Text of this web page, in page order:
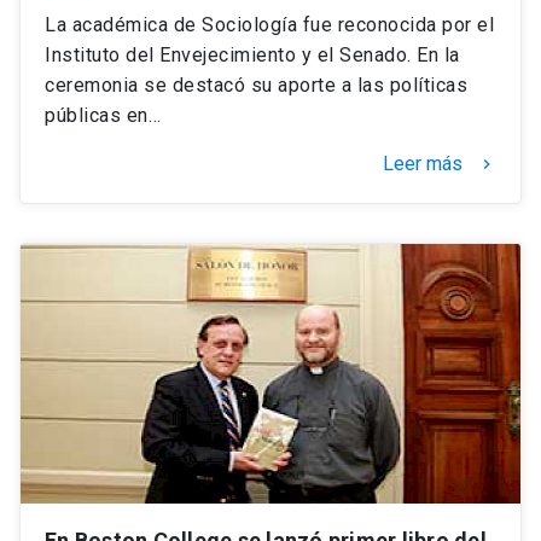
La académica de Sociología fue reconocida por el
Instituto del Envejecimiento y el Senado. En la
ceremonia se destacó su aporte a las políticas
públicas en…
Leer más keyboard_arrow_right